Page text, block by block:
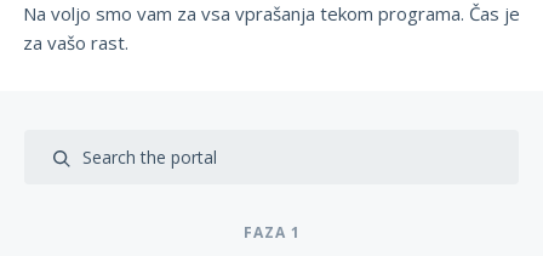
Na voljo smo vam za vsa vprašanja tekom programa. Čas je
za vašo rast.
FAZA 1